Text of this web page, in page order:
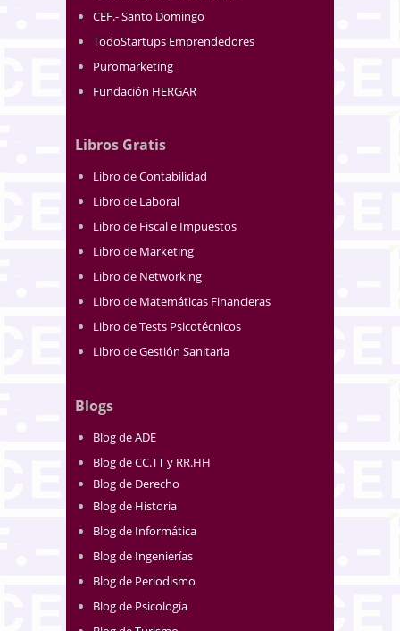
CEF.- Santo Domingo
TodoStartups Emprendedores
Puromarketing
Fundación HERGAR
Libros Gratis
Libro de Contabilidad
Libro de Laboral
Libro de Fiscal e Impuestos
Libro de Marketing
Libro de Networking
Libro de Matemáticas Financieras
Libro de Tests Psicotécnicos
Libro de Gestión Sanitaria
Blogs
Blog de ADE
Blog de CC.TT y RR.HH
Blog de Derecho
Blog de Historia
Blog de Informática
Blog de Ingenierías
Blog de Periodismo
Blog de Psicología